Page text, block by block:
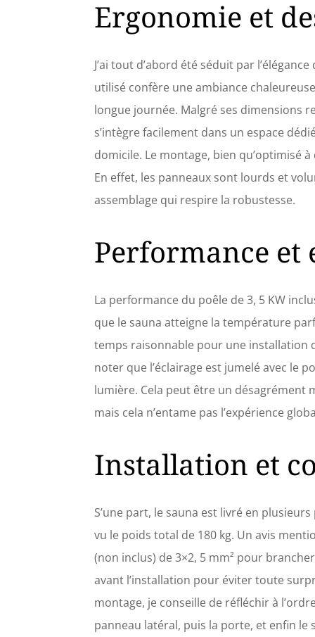
la
%.
client.
Ergonomie et
J’ai tout d’abord été séduit par
utilisé confère une ambiance
longue journée. Malgré ses dimensions
s’intègre facilement dans un espace
domicile. Le montage, bien qu’optimisé
En effet, les panneaux sont lourds et
assemblage qui respire la robustesse.
Performance et
La performance du poêle de 3, 5 KW
que le sauna atteigne la température
temps raisonnable pour une installation
noter que l’éclairage est jumelé avec le
lumière. Cela peut être un désagrément
mais cela n’entame pas l’expérience
Installation et
S’une part, le sauna est livré en
vu le poids total de 180 kg. Un avis
(non inclus) de 3×2, 5 mm² pour
avant l’installation pour éviter toute
montage, je conseille de réfléchir à
panneau latéral, puis la porte, et enfin